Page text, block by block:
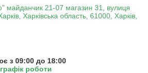
майданчик 21-07 магазин 31, вулиця
Харківська область, 61000, Харків,
з 09:00 до 18:00
роботи